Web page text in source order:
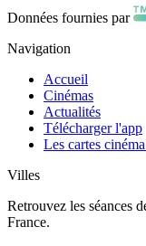
Données fournies par
Navigation
Accueil
Cinémas
Actualités
Télécharger l'app
Les cartes
Villes
Retrouvez les séances
France.